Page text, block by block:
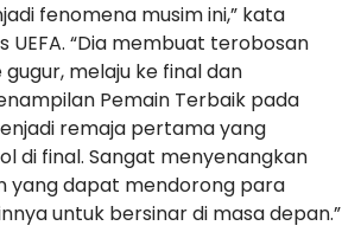
fenomena musim ini,” kata
UEFA. “Dia membuat terobosan
melaju ke final dan
Pemain Terbaik pada
remaja pertama yang
di final. Sangat menyenangkan
yang dapat mendorong para
untuk bersinar di masa depan.”